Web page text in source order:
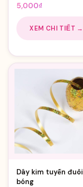
5,000₫
XEM CHI TIẾT →
Dây kim tuyến đuôi
bóng